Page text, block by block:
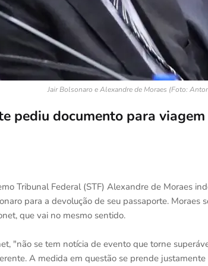
Jair Bolsonaro e Alexandre de Moraes (Foto:
pediu documento para
Tribunal Federal (STF) Alexandre de Moraes
para a devolução de seu passaporte.
que vai no mesmo sentido.
"não se tem notícia de evento que torne
A medida em questão se prende